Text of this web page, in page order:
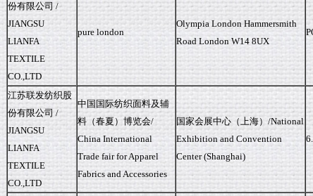
份有限公司 /
JIANGSU
LIANFA
TEXTILE
CO.,LTD
pure london
Olympia London Hammersmith
Road London W14 8UX
江苏联发纺织股
份有限公司 /
JIANGSU
LIANFA
TEXTILE
CO.,LTD
中国国际纺织面料及辅
料（春夏）博览会/
China International
Trade fair for Apparel
Fabrics and Accessories
国家会展中心（上海）/National
Exhibition and Convention
Center (Shanghai)